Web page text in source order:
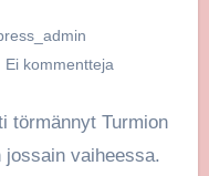
Ei kommentteja
törmännyt Turmion
vaiheessa.